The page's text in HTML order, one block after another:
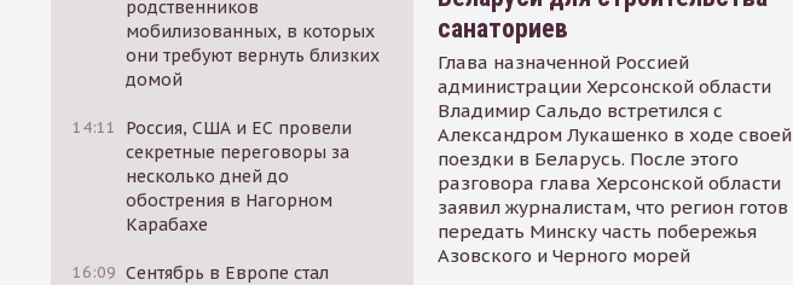
родственников
мобилизованных, в которых
они требуют вернуть близких
домой
14:11
Россия, США и ЕС провели
секретные переговоры за
несколько дней до
обострения в Нагорном
Карабахе
16:09 Сентябрь в Европе стал
санаториев
Глава назначенной Россией
администрации Херсонской области
Владимир Сальдо встретился с
Александром Лукашенко в ходе своей
поездки в Беларусь. После этого
разговора глава Херсонской области
заявил журналистам, что регион готов
передать Минску часть побережья
Азовского и Черного морей